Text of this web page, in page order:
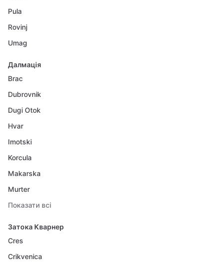
Pula
Rovinj
Umag
Далмація
Brac
Dubrovnik
Dugi Otok
Hvar
Imotski
Korcula
Makarska
Murter
Показати всі
Затока Кварнер
Cres
Crikvenica